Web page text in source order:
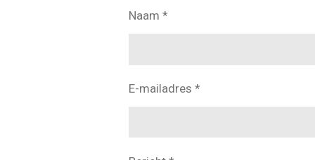
Naam *
E-mailadres *